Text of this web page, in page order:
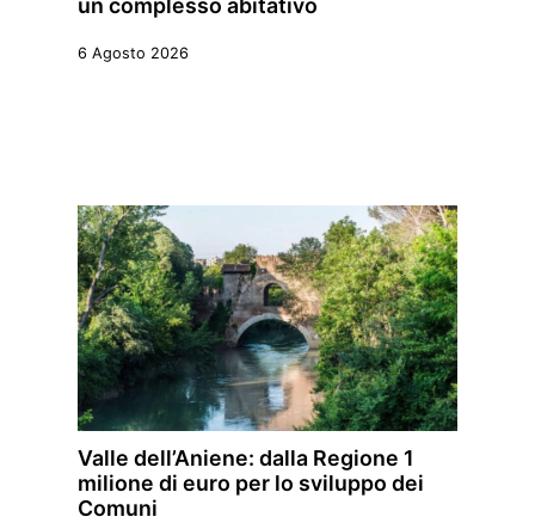
un complesso abitativo
6 Agosto 2026
Valle dell’Aniene: dalla Regione 1
milione di euro per lo sviluppo dei
Comuni